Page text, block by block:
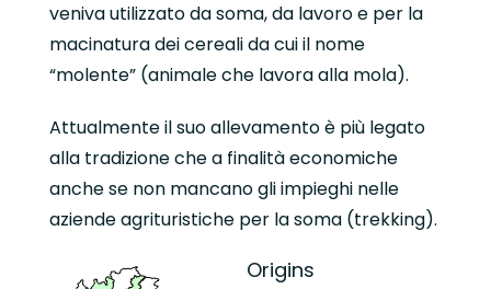
veniva utilizzato da soma, da lavoro e per la
macinatura dei cereali da cui il nome
“molente” (animale che lavora alla mola).
Attualmente il suo allevamento è più legato
alla tradizione che a finalità economiche
anche se non mancano gli impieghi nelle
aziende agrituristiche per la soma (trekking).
Origins